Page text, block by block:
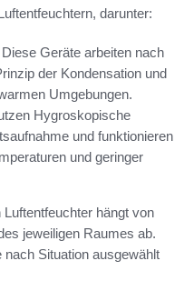
darunter:
Geräte arbeiten nach
der Kondensation und
Umgebungen.
Hygroskopische
und funktionieren
und geringer
hängt von
jeweiligen Raumes ab.
nach Situation ausgewählt